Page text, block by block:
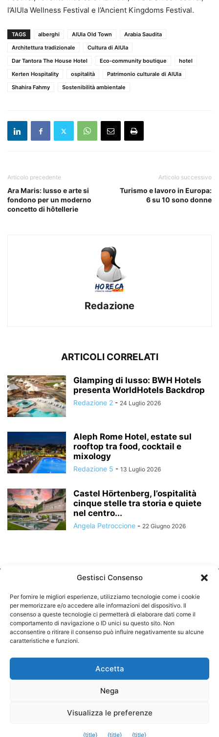
l’AlUla Wellness Festival e l’Ancient Kingdoms Festival.
TAGS alberghi AlUla Old Town
Arabia Saudita
Architettura tradizionale
Cultura di AlUla
Dar Tantora The House Hotel
Eco-community boutique
hotel
Kerten Hospitality
ospitalità
Patrimonio culturale di AlUla
Shahira Fahmy
Sostenibilità ambientale
Articolo precedente
Ara Maris: lusso e arte si
fondono per un moderno
concetto di hôtellerie
Articolo successivo
Turismo e lavoro in Europa:
6 su 10 sono donne
Redazione
ARTICOLI CORRELATI
Glamping di lusso: BWH Hotels
presenta WorldHotels Backdrop
Redazione 2 - 24 Luglio 2026
Aleph Rome Hotel, estate sul
rooftop tra food, cocktail e
mixology
Redazione 5 - 13 Luglio 2026
Castel Hörtenberg, l’ospitalità
cinque stelle tra storia e quiete
nel centro...
Angela Petroccione - 22 Giugno 2026
CHI SIAMO
SEGUICI
©
Gestisci Consenso
Per fornire le migliori esperienze, utilizziamo tecnologie come i cookie
per memorizzare e/o accedere alle informazioni del dispositivo. Il
consenso a queste tecnologie ci permetterà di elaborare dati come il
comportamento di navigazione o ID unici su questo sito. Non
acconsentire o ritirare il consenso può influire negativamente su alcune
caratteristiche e funzioni.
Accetta
Nega
Visualizza le preferenze
{title} {title} {title}